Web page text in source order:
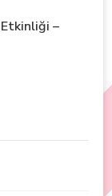
–